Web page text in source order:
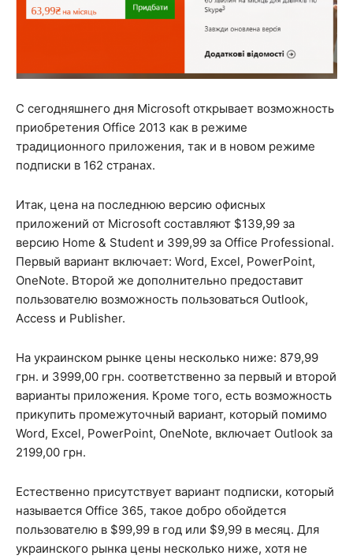
С сегодняшнего дня Microsoft открывает возможность
приобретения Office 2013 как в режиме
традиционного приложения, так и в новом режиме
подписки в 162 странах.
Итак, цена на последнюю версию офисных
приложений от Microsoft составляют $139,99 за
версию Home & Student и 399,99 за Office Professional.
Первый вариант включает: Word, Excel, PowerPoint,
OneNote. Второй же дополнительно предоставит
пользователю возможность пользоваться Outlook,
Access и Publisher.
На украинском рынке цены несколько ниже: 879,99
грн. и 3999,00 грн. соответственно за первый и второй
варианты приложения. Кроме того, есть возможность
прикупить промежуточный вариант, который помимо
Word, Excel, PowerPoint, OneNote, включает Outlook за
2199,00 грн.
Естественно присутствует вариант подписки, который
называется Office 365, такое добро обойдется
пользователю в $99,99 в год или $9,99 в месяц. Для
украинского рынка цены несколько ниже, хотя не